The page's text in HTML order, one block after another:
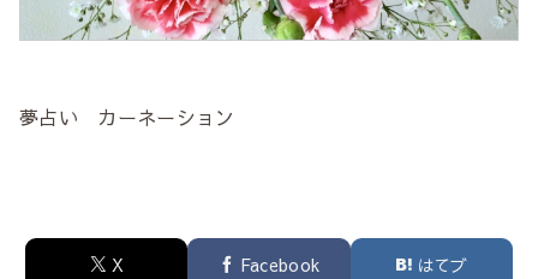
夢占い カーネーション
X Facebook はてブ